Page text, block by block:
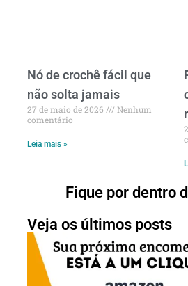
Nó de crochê fácil que
não solta jamais
27 de maio de 2026
Nenhum
comentário
Leia mais »
Fique por dentro
Veja os últimos posts